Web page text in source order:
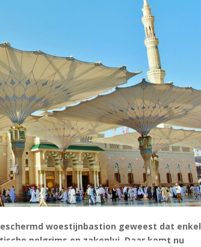
woestijnbastion geweest dat enkel
pelgrims en zakenlui. Daar komt nu